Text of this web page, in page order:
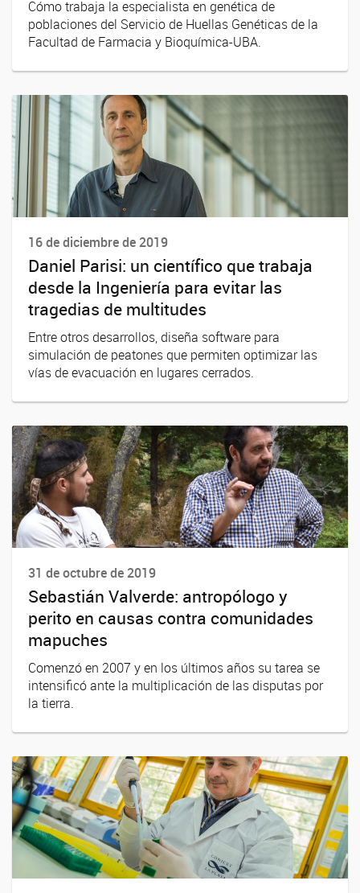
Cómo trabaja la especialista en genética de
poblaciones del Servicio de Huellas Genéticas de la
Facultad de Farmacia y Bioquímica-UBA.
16 de diciembre de 2019
Daniel Parisi: un científico que trabaja
desde la Ingeniería para evitar las
tragedias de multitudes
Entre otros desarrollos, diseña software para
simulación de peatones que permiten optimizar las
vías de evacuación en lugares cerrados.
31 de octubre de 2019
Sebastián Valverde: antropólogo y
perito en causas contra comunidades
mapuches
Comenzó en 2007 y en los últimos años su tarea se
intensificó ante la multiplicación de las disputas por
la tierra.